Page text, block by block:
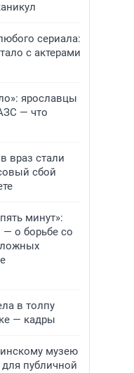
сериала:
с актерами
ярославцы
— что
враз стали
сбой
минут»:
о борьбе со
в толпу
— кадры
музею
публичной